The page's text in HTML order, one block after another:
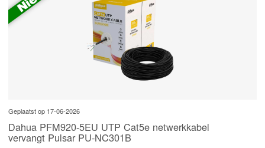
Geplaatst op 17-06-2026
Dahua PFM920-5EU UTP Cat5e netwerkkabel
vervangt Pulsar PU-NC301B